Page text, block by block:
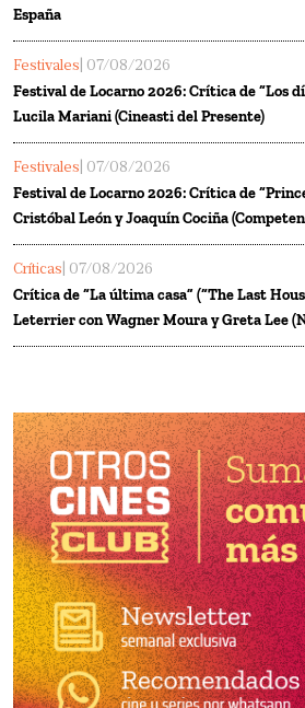
España
Festivales | 07/08/2026
Festival de Locarno 2026: Crítica de “Los
Lucila Mariani (Cineasti del Presente)
Festivales | 07/08/2026
Festival de Locarno 2026: Crítica de
Cristóbal León y Joaquín Cociña
Críticas | 07/08/2026
Crítica de “La última casa” (“The Last
Leterrier con Wagner Moura y Greta Lee